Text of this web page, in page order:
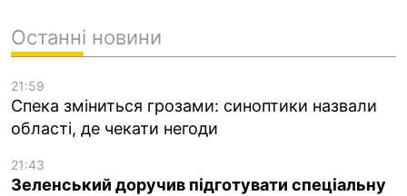
Останні новини
21:59
Спека зміниться грозами: синоптики назвали
області, де чекати негоди
21:43
Зеленський доручив підготувати спеціальну